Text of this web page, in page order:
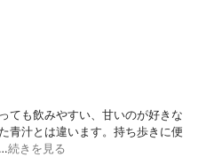
ても飲みやすい、甘いのが好きな
青汁とは違います。持ち歩きに便
続きを見る